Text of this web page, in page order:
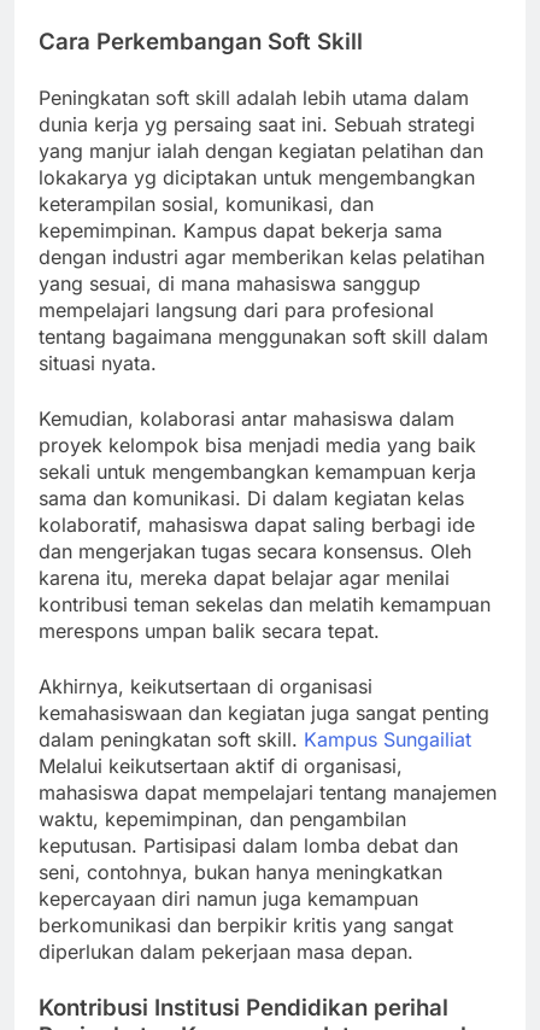
Cara Perkembangan Soft Skill
Peningkatan soft skill adalah lebih utama dalam
dunia kerja yg persaing saat ini. Sebuah strategi
yang manjur ialah dengan kegiatan pelatihan dan
lokakarya yg diciptakan untuk mengembangkan
keterampilan sosial, komunikasi, dan
kepemimpinan. Kampus dapat bekerja sama
dengan industri agar memberikan kelas pelatihan
yang sesuai, di mana mahasiswa sanggup
mempelajari langsung dari para profesional
tentang bagaimana menggunakan soft skill dalam
situasi nyata.
Kemudian, kolaborasi antar mahasiswa dalam
proyek kelompok bisa menjadi media yang baik
sekali untuk mengembangkan kemampuan kerja
sama dan komunikasi. Di dalam kegiatan kelas
kolaboratif, mahasiswa dapat saling berbagi ide
dan mengerjakan tugas secara konsensus. Oleh
karena itu, mereka dapat belajar agar menilai
kontribusi teman sekelas dan melatih kemampuan
merespons umpan balik secara tepat.
Akhirnya, keikutsertaan di organisasi
kemahasiswaan dan kegiatan juga sangat penting
dalam peningkatan soft skill. Kampus Sungailiat
Melalui keikutsertaan aktif di organisasi,
mahasiswa dapat mempelajari tentang manajemen
waktu, kepemimpinan, dan pengambilan
keputusan. Partisipasi dalam lomba debat dan
seni, contohnya, bukan hanya meningkatkan
kepercayaan diri namun juga kemampuan
berkomunikasi dan berpikir kritis yang sangat
diperlukan dalam pekerjaan masa depan.
Kontribusi Institusi Pendidikan perihal